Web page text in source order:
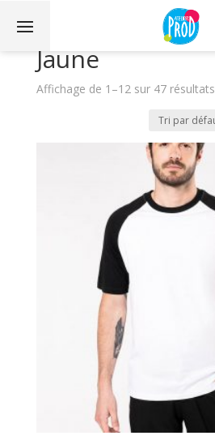
Jaune
Affichage de 1–12 sur 47 résultats